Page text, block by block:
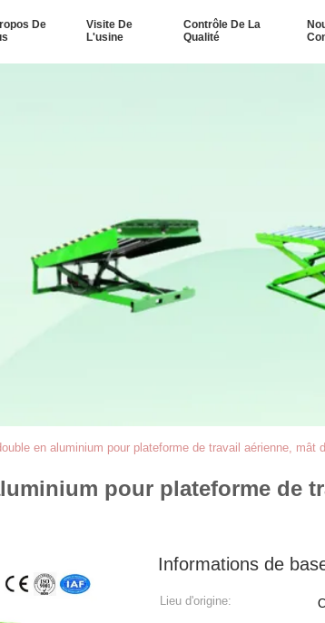
De
Visite De
L'usine
Contrôle De La
Qualité
en aluminium pour plateforme de travail aérienne, mât
pour plateforme de
Informations de
Lieu d'origine: